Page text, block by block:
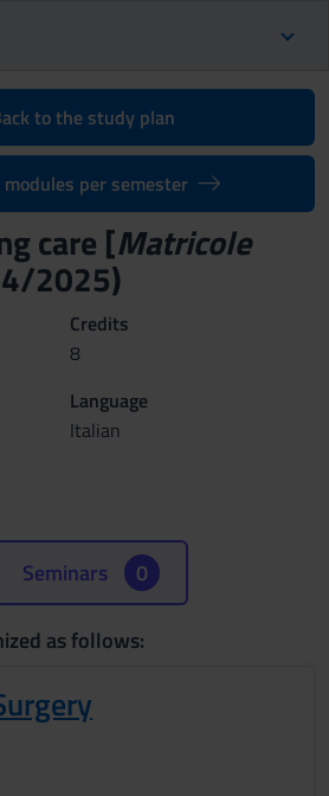
to the study plan
per semester
care [Matricole
2025)
Credits
8
Language
Italian
Seminars 0
as follows: